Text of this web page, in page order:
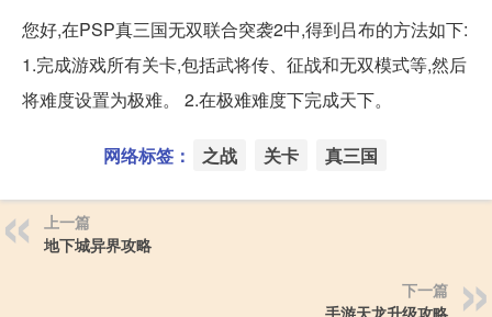
您好,在PSP真三国无双联合突袭2中,得到吕布的方法如下:
1.完成游戏所有关卡,包括武将传、征战和无双模式等,然后
将难度设置为极难。 2.在极难难度下完成天下。
网络标签： 之战 关卡 真三国
上一篇
地下城异界攻略
下一篇
手游天龙升级攻略